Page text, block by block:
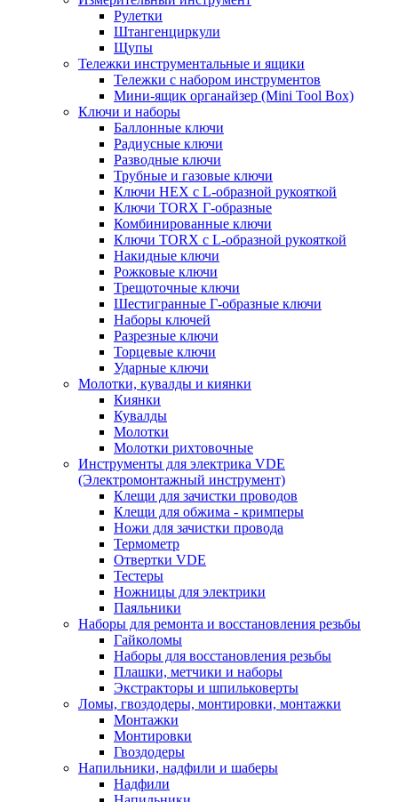
Рулетки
Штангенциркули
Щупы
Тележки инструментальные и ящики
Тележки с набором инструментов
Мини-ящик органайзер (Mini Tool Box)
Ключи и наборы
Баллонные ключи
Радиусные ключи
Разводные ключи
Трубные и газовые ключи
Ключи HEX с L-образной рукояткой
Ключи TORX Г-образные
Комбинированные ключи
Ключи TORX с L-образной рукояткой
Накидные ключи
Рожковые ключи
Трещоточные ключи
Шестигранные Г-образные ключи
Наборы ключей
Разрезные ключи
Торцевые ключи
Ударные ключи
Молотки, кувалды и киянки
Киянки
Кувалды
Молотки
Молотки рихтовочные
Инструменты для электрика VDE
(Электромонтажный инструмент)
Клещи для зачистки проводов
Клещи для обжима - кримперы
Ножи для зачистки провода
Термометр
Отвертки VDE
Тестеры
Ножницы для электрики
Паяльники
Наборы для ремонта и восстановления резьбы
Гайколомы
Наборы для восстановления резьбы
Плашки, метчики и наборы
Экстракторы и шпильковерты
Ломы, гвоздодеры, монтировки, монтажки
Монтажки
Монтировки
Гвоздодеры
Напильники, надфили и шаберы
Надфили